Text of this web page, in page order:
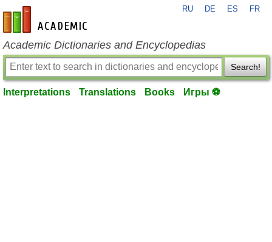
en-academic.com
RU DE ES FR
Academic Dictionaries and Encyclopedias
Search!
Interpretations Translations Books Игры ⚽